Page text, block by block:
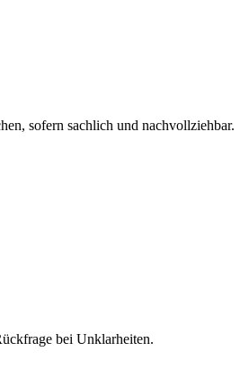
sofern sachlich und nachvollziehbar.
bei Unklarheiten.